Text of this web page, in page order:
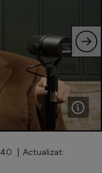
| Actualizat: